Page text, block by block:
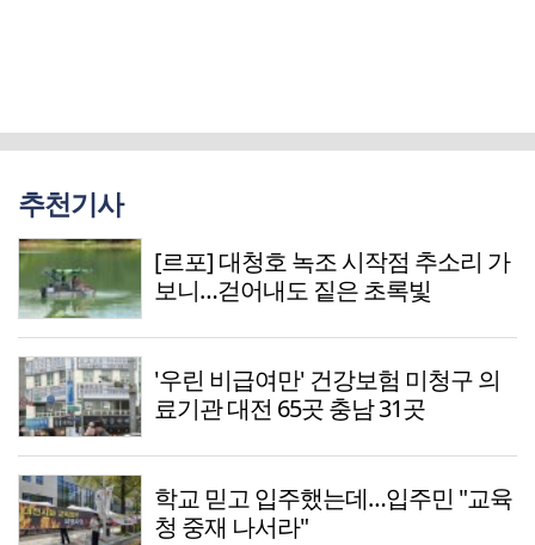
추천기사
[르포] 대청호 녹조 시작점 추소리 가
보니…걷어내도 짙은 초록빛
'우린 비급여만' 건강보험 미청구 의
료기관 대전 65곳 충남 31곳
학교 믿고 입주했는데…입주민 "교육
청 중재 나서라"